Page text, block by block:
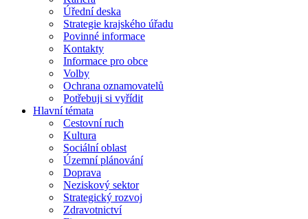
Úřední deska
Strategie krajského úřadu
Povinné informace
Kontakty
Informace pro obce
Volby
Ochrana oznamovatelů
Potřebuji si vyřídit
Hlavní témata
Cestovní ruch
Kultura
Sociální oblast
Územní plánování
Doprava
Neziskový sektor
Strategický rozvoj
Zdravotnictví